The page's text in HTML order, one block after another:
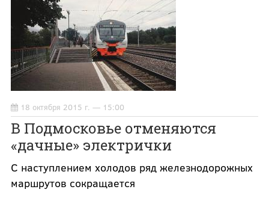
18 октября 2015 г. — 15:00
В Подмосковье отменяются
«дачные» электрички
С наступлением холодов ряд железнодорожных
маршрутов сокращается